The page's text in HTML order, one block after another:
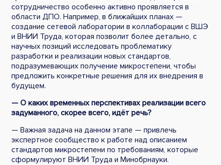
сотрудничество особенно активно проявляется в
области ДПО. Например, в ближайших планах —
создание сетевой лаборатории в коллаборации с ВШЭ
и ВНИИ Труда, которая позволит более детально, с
научных позиций исследовать проблематику
разработки и реализации новых стандартов,
подразумевающих получение микростепени, чтобы
предложить конкретные решения для их внедрения в
будущем.
— О каких временных перспективах реализации всего
задуманного, скорее всего, идёт речь?
— Важная задача на данном этапе — привлечь
экспертное сообщество к работе над описанием
стандартов микростепени по требованиям, которые
сформулируют ВНИИ Труда и Минобрнауки.